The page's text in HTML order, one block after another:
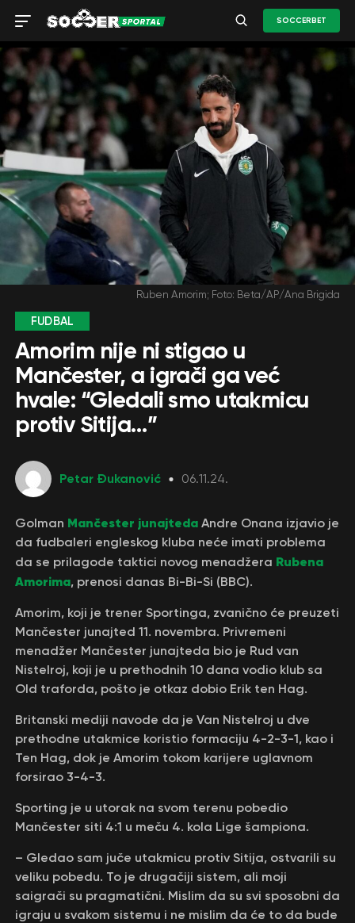
SOCCERBET
Ruben Amorim; Foto: Beta/AP/Ana Brigida
FUDBAL
Amorim nije ni stigao u
Mančester, a igrači ga već
hvale: “Gledali smo utakmicu
protiv Sitija…”
Petar Đukanović 06.11.24.
Golman Mančester junajtedaAndre Onana izjavio je
da fudbaleri engleskog kluba neće imati problema
da se prilagode taktici novog menadžera Rubena
Amorima, prenosi danas Bi-Bi-Si (BBC).
Amorim, koji je trener Sportinga, zvanično će preuzeti
Mančester junajted 11. novembra. Privremeni
menadžer Mančester junajteda bio je Rud van
Nistelroj, koji je u prethodnih 10 dana vodio klub sa
Old traforda, pošto je otkaz dobio Erik ten Hag.
Britanski mediji navode da je Van Nistelroj u dve
prethodne utakmice koristio formaciju 4-2-3-1, kao i
Ten Hag, dok je Amorim tokom karijere uglavnom
forsirao 3-4-3.
Sporting je u utorak na svom terenu pobedio
Mančester siti 4:1 u meču 4. kola Lige šampiona.
– Gledao sam juče utakmicu protiv Sitija, ostvarili su
veliku pobedu. To je drugačiji sistem, ali moji
saigrači su pragmatični. Mislim da su svi sposobni da
igraju u svakom sistemu i ne mislim da će to da bude